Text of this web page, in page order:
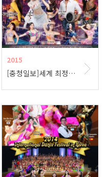
2015
[충청일보]세계 최정상 벨리댄스의 향연 'FID in Seoul(서울세계벨리댄스대회)' 성료